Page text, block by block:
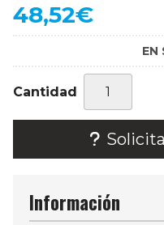
48,52€
EN
Cantidad
Información